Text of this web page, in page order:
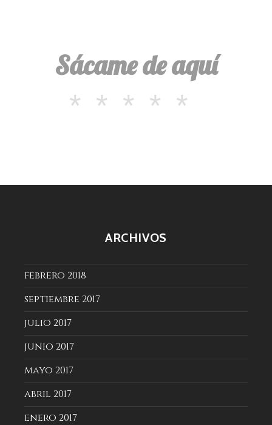
Sácame de aquí
ARCHIVOS
febrero 2018
septiembre 2017
julio 2017
junio 2017
mayo 2017
abril 2017
enero 2017